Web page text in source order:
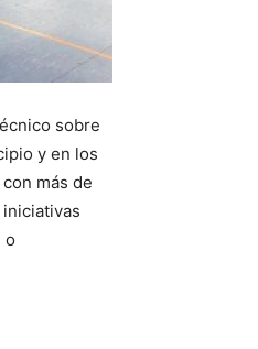
sobre
y en los
más de
o